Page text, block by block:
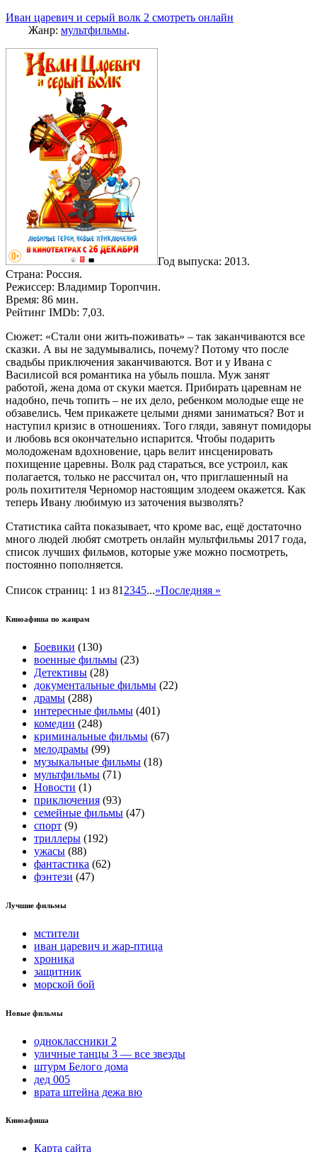
Иван царевич и серый волк 2 смотреть онлайн
Жанр: мультфильмы.
Год выпуска: 2013.
Страна: Россия.
Режиссер: Владимир Торопчин.
Время: 86 мин.
Рейтинг IMDb: 7,03.
Сюжет: «Стали они жить-поживать» – так заканчиваются все
сказки. А вы не задумывались, почему? Потому что после
свадьбы приключения заканчиваются. Вот и у Ивана с
Василисой вся романтика на убыль пошла. Муж занят
работой, жена дома от скуки мается. Прибирать царевнам не
надобно, печь топить – не их дело, ребенком молодые еще не
обзавелись. Чем прикажете целыми днями заниматься? Вот и
наступил кризис в отношениях. Того гляди, завянут помидоры
и любовь вся окончательно испарится. Чтобы подарить
молодоженам вдохновение, царь велит инсценировать
похищение царевны. Волк рад стараться, все устроил, как
полагается, только не рассчитал он, что приглашенный на
роль похитителя Черномор настоящим злодеем окажется. Как
теперь Ивану любимую из заточения вызволять?
Статистика сайта показывает, что кроме вас, ещё достаточно
много людей любят смотреть онлайн мультфильмы 2017 года,
список лучших фильмов, которые уже можно посмотреть,
постоянно пополняется.
Список страниц: 1 из 81 2345...»Последняя »
Киноафиша по жанрам
Боевики (130)
военные фильмы (23)
Детективы (28)
документальные фильмы (22)
драмы (288)
интересные фильмы (401)
комедии (248)
криминальные фильмы (67)
мелодрамы (99)
музыкальные фильмы (18)
мультфильмы (71)
Новости (1)
приключения (93)
семейные фильмы (47)
спорт (9)
триллеры (192)
ужасы (88)
фантастика (62)
фэнтези (47)
Лучшие фильмы
мстители
иван царевич и жар-птица
хроника
защитник
морской бой
Новые фильмы
одноклассники 2
уличные танцы 3 — все звезды
штурм Белого дома
дед 005
врата штейна дежа вю
Киноафиша
Карта сайта